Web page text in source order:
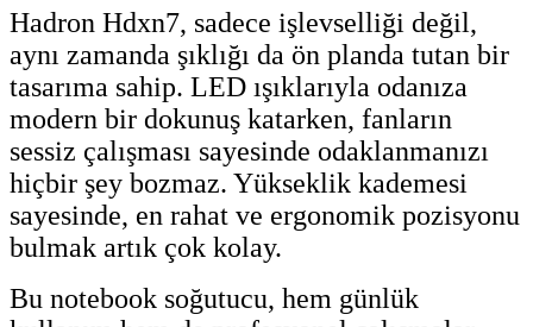
Hadron Hdxn7, sadece işlevselliği değil,
aynı zamanda şıklığı da ön planda tutan bir
tasarıma sahip. LED ışıklarıyla odanıza
modern bir dokunuş katarken, fanların
sessiz çalışması sayesinde odaklanmanızı
hiçbir şey bozmaz. Yükseklik kademesi
sayesinde, en rahat ve ergonomik pozisyonu
bulmak artık çok kolay.
Bu notebook soğutucu, hem günlük